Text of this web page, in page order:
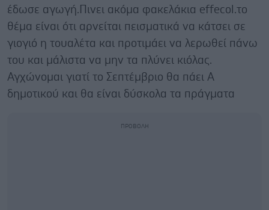
έδωσε αγωγή.Πινει ακόμα φακελάκια effecol.το
θέμα είναι ότι αρνείται πεισματικά να κάτσει σε
γιογιό η τουαλέτα και προτιμάει να λερωθεί πάνω
του και μάλιστα να μην τα πλύνει κιόλας.
Αγχώνομαι γιατί το Σεπτέμβριο θα πάει Α
δημοτικού και θα είναι δύσκολα τα πράγματα